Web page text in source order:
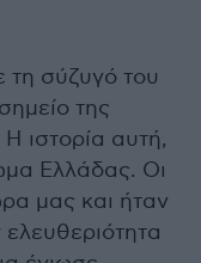
τη σύζυγό του
της
ιστορία αυτή,
Ελλάδας. Οι
μας και ήταν